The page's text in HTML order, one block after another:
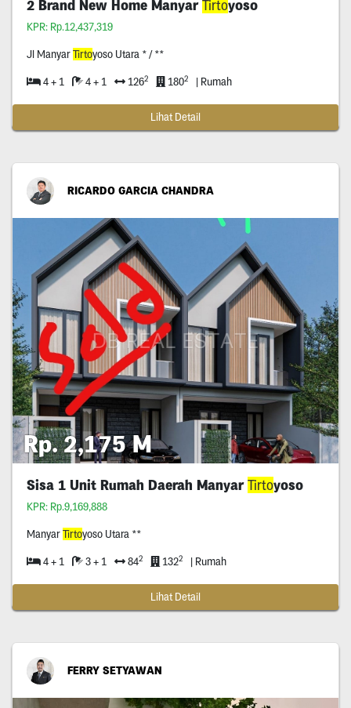
2 Brand New Home ManyarTirtoyoso
KPR: Rp.12,437,319
Jl ManyarTirtoyoso Utara * / **
4 + 1 4 + 1 1262 1802 | Rumah
Lihat Detail
RICARDO GARCIA CHANDRA
Rp. 2,175 M
Sisa 1 Unit Rumah Daerah ManyarTirtoyoso
KPR: Rp.9,169,888
ManyarTirtoyoso Utara **
4 + 1 3 + 1 842 1322 | Rumah
Lihat Detail
FERRY SETYAWAN